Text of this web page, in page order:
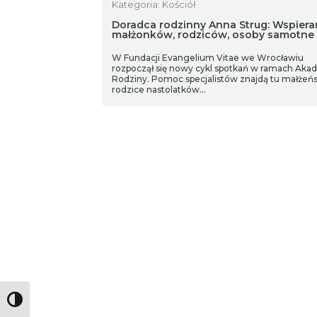
Toggle High Contrast
Kategoria: Kościół
Doradca rodzinny Anna Strug:
małżonków, rodziców, osoby samotne
W Fundacji Evangelium Vitae we Wrocławiu
rozpoczął się nowy cykl spotkań w ramach
Rodziny. Pomoc specjalistów znajdą tu
rodzice nastolatków…